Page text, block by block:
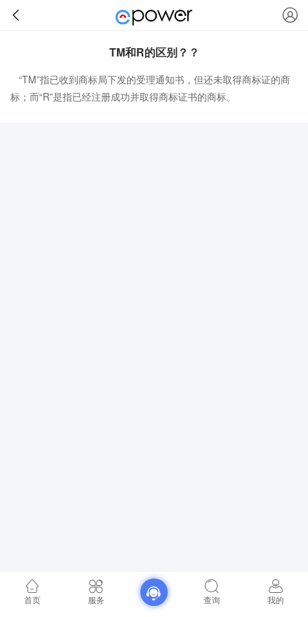
TM和R的区别？？
“TM”指已收到商标局下发的受理通知书，但还未取得商标证的商
标；而“R”是指已经注册成功并取得商标证书的商标。
首页 服务 查询 我的